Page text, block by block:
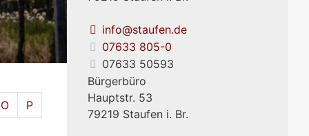
O
P
info@staufen.de
07633 805-0
07633 50593
Bürgerbüro
Hauptstr. 53
79219 Staufen i. Br.